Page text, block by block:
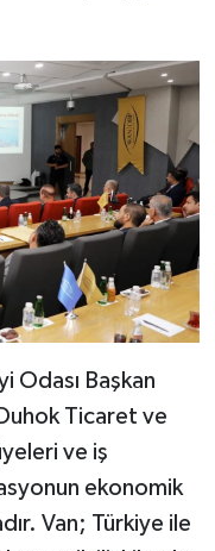
Odası Başkan
Ticaret ve
ve iş
ekonomik
Van; Türkiye ile